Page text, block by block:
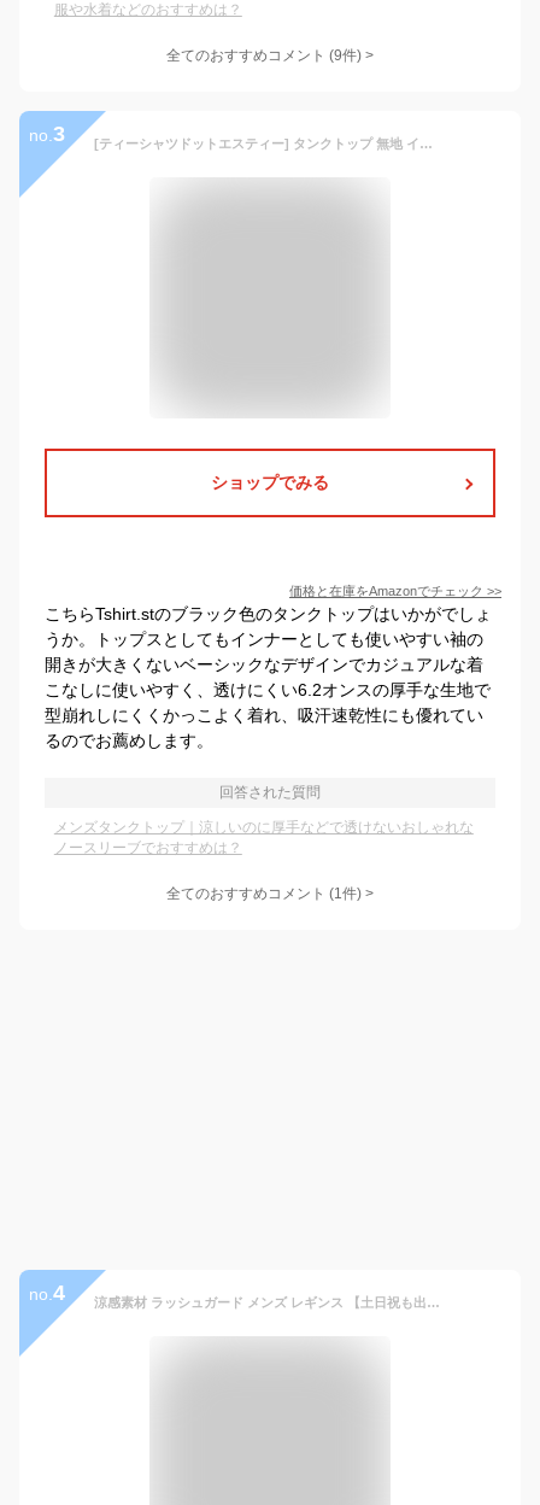
服や水着などのおすすめは？
全てのおすすめコメント (9件) >
no. 3 [ティーシャツドットエスティー] タンクトップ 無地 インナー 6.2oz メンズ スーパーブラック XL
ショップでみる
価格と在庫をAmazonでチェック >>
こちらTshirt.stのブラック色のタンクトップはいかがでしょ
うか。トップスとしてもインナーとしても使いやすい袖の
開きが大きくないベーシックなデザインでカジュアルな着
こなしに使いやすく、透けにくい6.2オンスの厚手な生地で
型崩れしにくくかっこよく着れ、吸汗速乾性にも優れてい
るのでお薦めします。
回答された質問
メンズタンクトップ｜涼しいのに厚手などで透けないおしゃれな
ノースリーブでおすすめは？
全てのおすすめコメント (1件) >
no. 4 涼感素材 ラッシュガード メンズ レギンス 【土日祝も出荷】≪365日品質保証≫ 全色UVカット率99.5％↑ UVカット uvパーカー 水着 体型カバー レディース キッズ の サーフパンツ や マリンシューズ サファリハット リンネ